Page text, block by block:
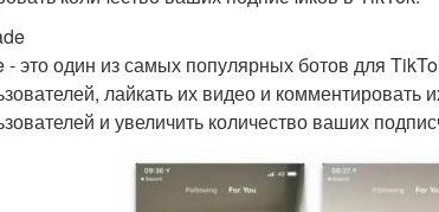
- это один из самых популярных ботов для
лайкать их видео и
и увеличить количество ваших